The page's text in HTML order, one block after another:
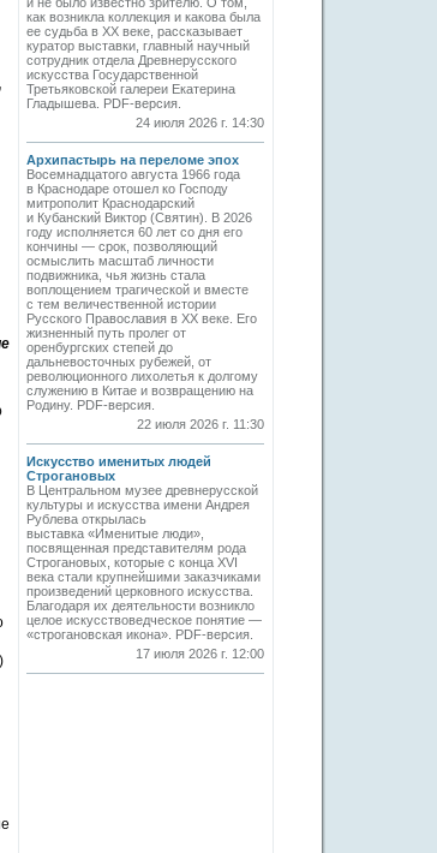
как возникла коллекция и какова была
ее судьба в ХХ веке, рассказывает
куратор выставки, главный научный
сотрудник отдела Древнерусского
искусства Государственной
Третьяковской галереи Екатерина
Гладышева. PDF-версия.
24 июля 2026 г. 14:30
Архипастырь на переломе эпох
Восемнадцатого августа 1966 года
в Краснодаре отошел ко Господу
митрополит Краснодарский
и Кубанский Виктор (Святин). В 2026
году исполняется 60 лет со дня его
кончины — срок, позволяющий
осмыслить масштаб личности
подвижника, чья жизнь стала
воплощением трагической и вместе
с тем величественной истории
Русского Православия в XX веке. Его
жизненный путь пролег от
оренбургских степей до
дальневосточных рубежей, от
революционного лихолетья к долгому
служению в Китае и возвращению на
Родину. PDF-версия.
22 июля 2026 г. 11:30
Искусство именитых людей
Строгановых
В Центральном музее древнерусской
культуры и искусства имени Андрея
Рублева открылась
выставка «Именитые люди»,
посвященная представителям рода
Строгановых, которые с конца XVI
века стали крупнейшими заказчиками
произведений церковного искусства.
Благодаря их деятельности возникло
целое искусствоведческое понятие —
«строгановская икона». PDF-версия.
17 июля 2026 г. 12:00